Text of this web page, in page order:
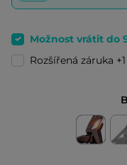
Možnost vrátit do
Rozšířená záruka